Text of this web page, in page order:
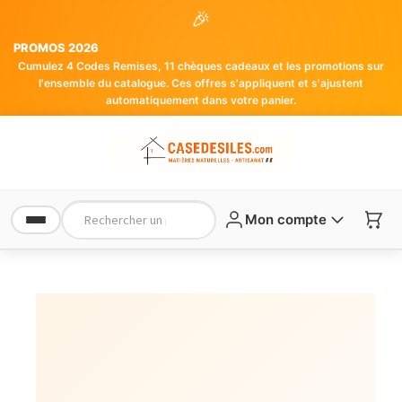
🎉
PROMOS 2026
Cumulez 4 Codes Remises, 11 chèques cadeaux et les promotions sur
l'ensemble du catalogue. Ces offres s'appliquent et s'ajustent
automatiquement dans votre panier.
Mon compte